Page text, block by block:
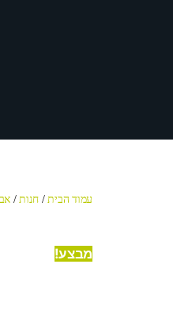
עמוד הבית/ חנות/
מבצע!